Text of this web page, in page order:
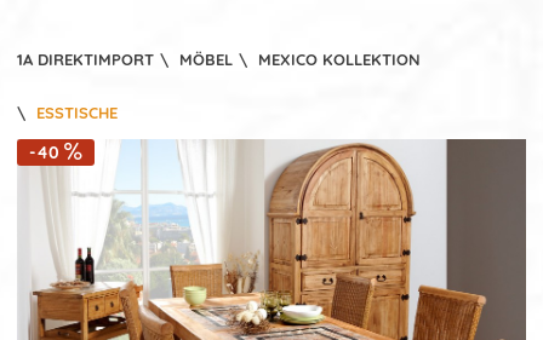
1A DIREKTIMPORT \ MÖBEL \ MEXICO KOLLEKTION
\ ESSTISCHE
-40